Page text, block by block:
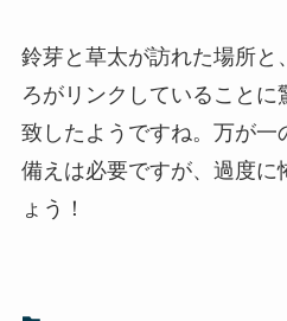
鈴芽と草太が訪れた場所と
ろがリンクしていることに
致したようですね。万が一
備えは必要ですが、過度に
ょう！